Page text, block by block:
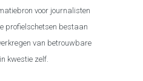
voor journalisten
profielschetsen bestaan
van betrouwbare
kwestie zelf.